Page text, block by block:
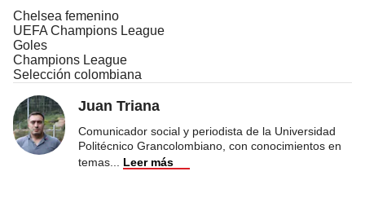
Chelsea femenino
UEFA Champions League
Goles
Champions League
Selección colombiana
Juan Triana
Comunicador social y periodista de la Universidad
Politécnico Grancolombiano, con conocimientos en
temas
Leer más